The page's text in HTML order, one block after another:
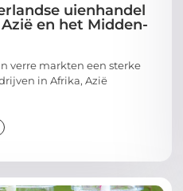
uienhandel
en het Midden-
verre markten een sterke
in Afrika, Azië